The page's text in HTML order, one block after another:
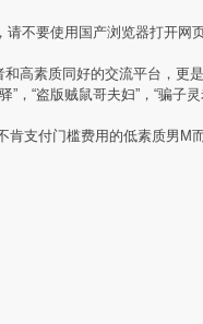
不要使用国产浏览器打开
高素质同好的交流平台，
，“盗版贼鼠哥夫妇”，“骗子
支付门槛费用的低素质男M